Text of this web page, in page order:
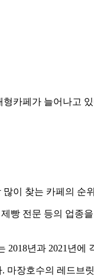
카페가 늘어나고
이 찾는 카페의 순
전문 등의 업종
년과 2021년
장호수의 레드